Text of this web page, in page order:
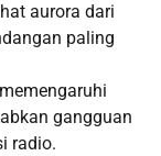
aurora dari
paling
gangguan
radio.